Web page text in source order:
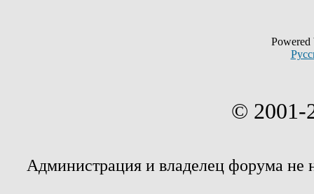
© 2001-
Администрация и владелец форума не